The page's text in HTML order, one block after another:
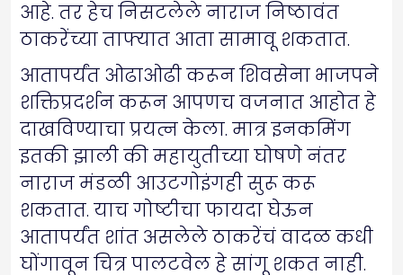
आहे. तर हेच निसटलेले नाराज निष्ठावंत
ठाकरेंच्या ताफ्यात आता सामावू शकतात.
आतापर्यंत ओढाओढी करून शिवसेना भाजपने
शक्तिप्रदर्शन करून आपणच वजनात आहोत हे
दाखविण्याचा प्रयत्न केला. मात्र इनकमिंग
इतकी झाली की महायुतीच्या घोषणे नंतर
नाराज मंडळी आउटगोइंगही सुरू करू
शकतात. याच गोष्टीचा फायदा घेऊन
आतापर्यंत शांत असलेले ठाकरेंचं वादळ कधी
घोंगावून चित्र पालटवेल हे सांगू शकत नाही.